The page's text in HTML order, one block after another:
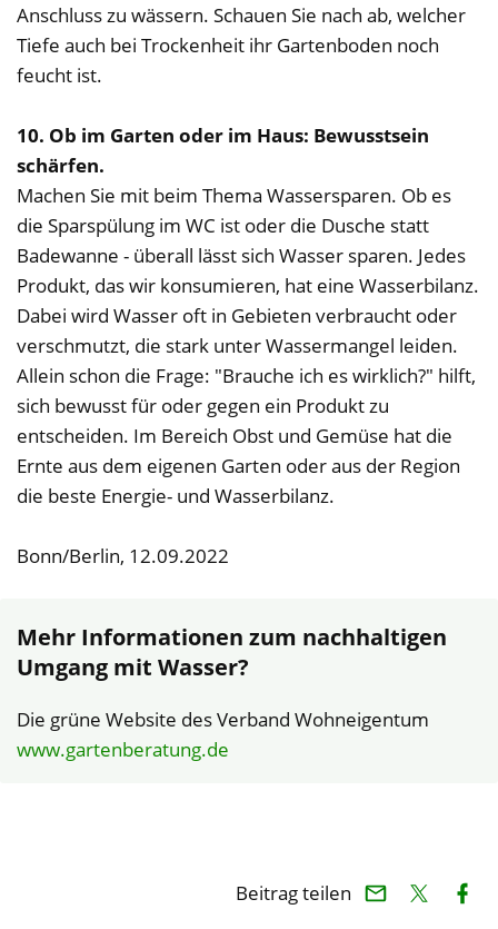
Anschluss zu wässern. Schauen Sie nach ab, welcher
Tiefe auch bei Trockenheit ihr Gartenboden noch
feucht ist.
10. Ob im Garten oder im Haus: Bewusstsein
schärfen.
Machen Sie mit beim Thema Wassersparen. Ob es
die Sparspülung im WC ist oder die Dusche statt
Badewanne - überall lässt sich Wasser sparen. Jedes
Produkt, das wir konsumieren, hat eine Wasserbilanz.
Dabei wird Wasser oft in Gebieten verbraucht oder
verschmutzt, die stark unter Wassermangel leiden.
Allein schon die Frage: "Brauche ich es wirklich?" hilft,
sich bewusst für oder gegen ein Produkt zu
entscheiden. Im Bereich Obst und Gemüse hat die
Ernte aus dem eigenen Garten oder aus der Region
die beste Energie- und Wasserbilanz.
Bonn/Berlin, 12.09.2022
Mehr Informationen zum nachhaltigen
Umgang mit Wasser?
Die grüne Website des Verband Wohneigentum
www.gartenberatung.de
Beitrag teilen